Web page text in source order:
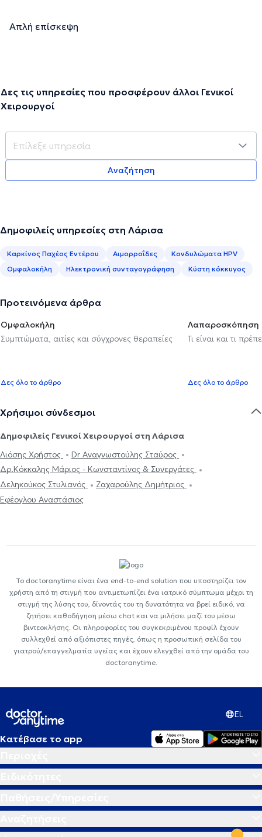
Απλή επίσκεψη
Δες τις υπηρεσίες που προσφέρουν άλλοι Γενικοί
Χειρουργοί
Αναζήτηση
Δημοφιλείς υπηρεσίες στη Λάρισα
Καρκίνος Παχέος Εντέρου Αιμορροΐδες
Κονδυλώματα HPV
Ομφαλοκήλη
Ηλεκτρονική συνταγογράφηση Κύστη κόκκυγος
Προτεινόμενα άρθρα
Ομφαλοκήλη
Συμπτώματα, αιτίες και σύγχρονες θεραπείες
Δες όλο το άρθρο
Λαπαροσκόπηση
Τι είναι και τι
Δες όλο το άρθρο
Χρήσιμοι σύνδεσμοι
Δημοφιλείς Γενικοί Χειρουργοί στη Λάρισα
Λιόσης Χρήστος
Dr Αναγνωστούλης Σταύρος
Δρ.Κόκκαλης Μάριος - Κωνσταντίνος & Συνεργάτες
Δεληκούκος Στυλιανός
Ζαχαρούλης Δημήτριος
Εφέογλου Αναστάσιος
Το doctoranytime είναι ένα end-to-end solution που υποστηρίζει τον
χρήστη από τη στιγμή που αντιμετωπίζει ένα ιατρικό σύμπτωμα μέχρι τη
στιγμή της λύσης του, δίνοντάς του τη δυνατότητα να βρεί ειδικό, να
ζητήσει καθοδήγηση μέσω chat και να μιλήσει μαζί του μέσω
βιντεοκλήσης. Οι πληροφορίες του συγκεκριμένου προφίλ έχουν
συλλεχθεί από αξιόπιστες πηγές, όπως η προσωπική σελίδα του
γιατρού/επαγγελματία υγείας και έχουν ελεγχθεί από την ομάδα του
doctoranytime.
EL
Κατέβασε το app